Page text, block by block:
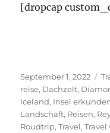
[dropcap
Veröffentlicht
am
September 1, 2022
reise, Dachzelt,
Iceland, Insel
Landschaft, Reisen,
Roudtrip,Travel,